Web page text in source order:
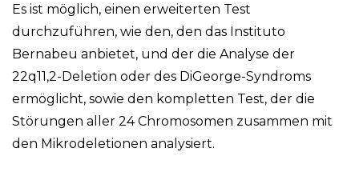
Es ist möglich, einen erweiterten Test
durchzuführen, wie den, den das Instituto
Bernabeu anbietet, und der die Analyse der
22q11,2-Deletion oder des DiGeorge-Syndroms
ermöglicht, sowie den kompletten Test, der die
Störungen aller 24 Chromosomen zusammen mit
den Mikrodeletionen analysiert.